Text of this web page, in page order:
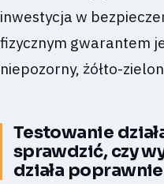
inwestycja w
fizycznym gwarantem
niepozorny, żółto-
Testowanie
sprawdzić, czy
działa poprawnie